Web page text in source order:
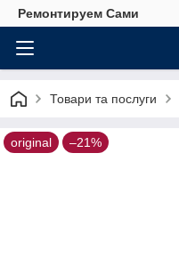
Ремонтируем Сами
Товари та послуги
original –21%